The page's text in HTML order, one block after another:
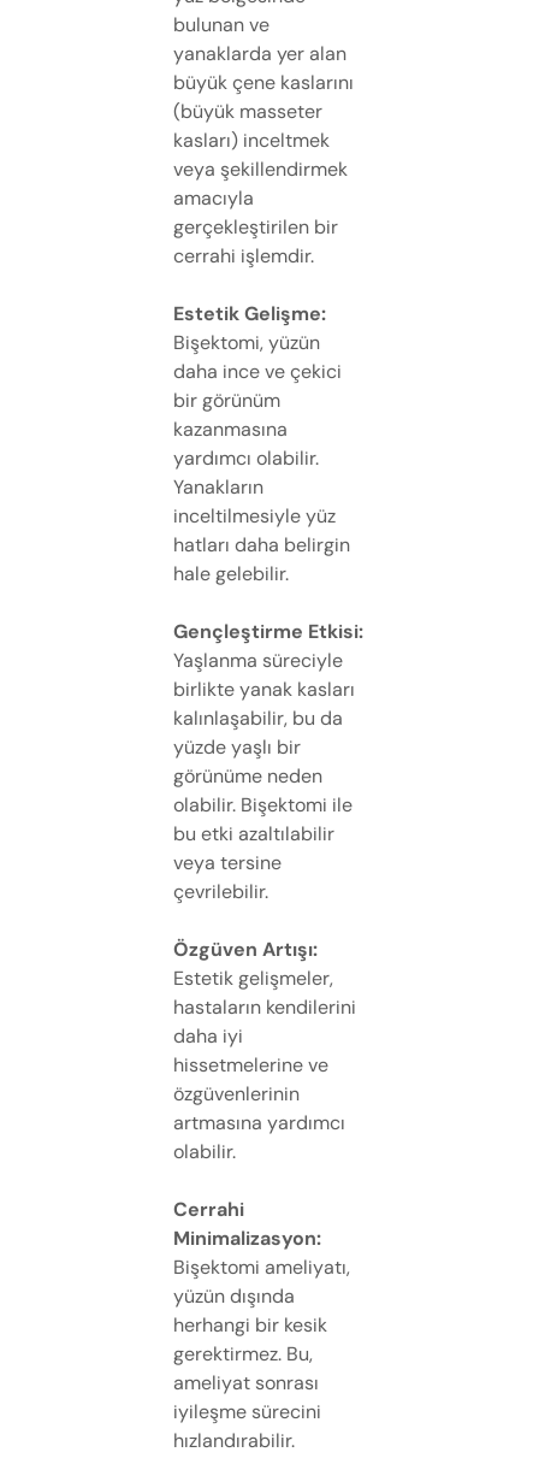
bulunan ve
yanaklarda yer alan
büyük çene kaslarını
(büyük masseter
kasları) inceltmek
veya şekillendirmek
amacıyla
gerçekleştirilen bir
cerrahi işlemdir.
Estetik Gelişme:
Bişektomi, yüzün
daha ince ve çekici
bir görünüm
kazanmasına
yardımcı olabilir.
Yanakların
inceltilmesiyle yüz
hatları daha belirgin
hale gelebilir.
Gençleştirme Etkisi:
Yaşlanma süreciyle
birlikte yanak kasları
kalınlaşabilir, bu da
yüzde yaşlı bir
görünüme neden
olabilir. Bişektomi ile
bu etki azaltılabilir
veya tersine
çevrilebilir.
Özgüven Artışı:
Estetik gelişmeler,
hastaların kendilerini
daha iyi
hissetmelerine ve
özgüvenlerinin
artmasına yardımcı
olabilir.
Cerrahi
Minimalizasyon:
Bişektomi ameliyatı,
yüzün dışında
herhangi bir kesik
gerektirmez. Bu,
ameliyat sonrası
iyileşme sürecini
hızlandırabilir.